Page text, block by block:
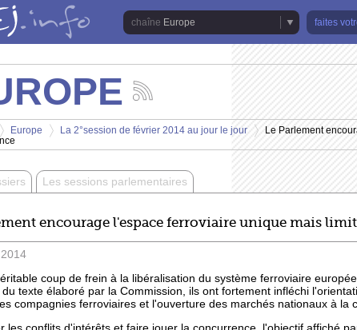
Europe
faites
les
actualités
la
Europe
>
Europe
La 2°session de février 2014 au jour le jour
Le Parlement
Les sessions parlementaires
encourage l'espace ferroviaire unique mais
2014
coup de frein à la libéralisation du système ferroviaire
texte élaboré par la Commission, ils ont fortement infléchi
compagnies ferroviaires et l'ouverture des marchés nationaux à la